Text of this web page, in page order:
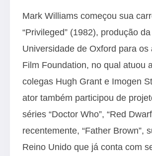
Mark Williams começou sua
“Privileged” (1982), produção da
Universidade de Oxford para os
Film Foundation, no qual atuou
colegas Hugh Grant e Imogen
ator também participou de
séries “Doctor Who”, “Red
recentemente, “Father Brown”,
Reino Unido que já conta com